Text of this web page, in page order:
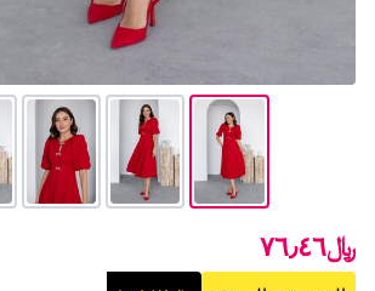
﷼٧٦٫٤٦